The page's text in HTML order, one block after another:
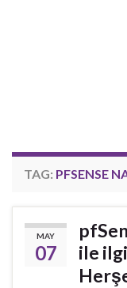
TAG: PFSENSE
MAY
07
ile